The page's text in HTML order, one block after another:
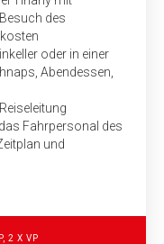
des
oder in einer
Abendessen,
Fahrpersonal des
und
2 X VP